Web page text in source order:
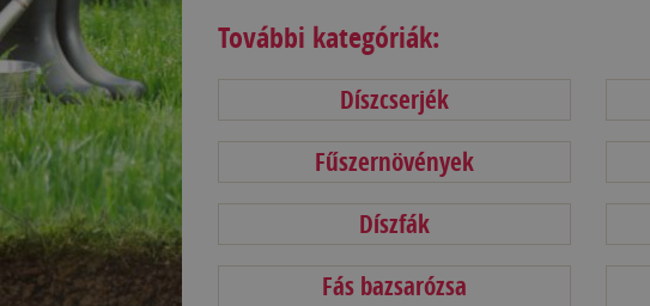
További kategóriák:
Díszcserjék
Fűszernövények
Díszfák
Fás bazsarózsa